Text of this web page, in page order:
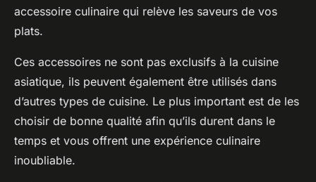
accessoire culinaire qui relève les saveurs de vos
plats.
Ces accessoires ne sont pas exclusifs à la cuisine
asiatique, ils peuvent également être utilisés dans
d’autres types de cuisine. Le plus important est de les
choisir de bonne qualité afin qu’ils durent dans le
temps et vous offrent une expérience culinaire
inoubliable.